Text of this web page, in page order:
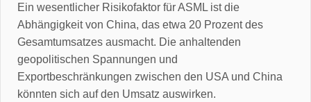
Ein wesentlicher Risikofaktor für ASML ist die
Abhängigkeit von China, das etwa 20 Prozent des
Gesamtumsatzes ausmacht. Die anhaltenden
geopolitischen Spannungen und
Exportbeschränkungen zwischen den USA und China
könnten sich auf den Umsatz auswirken.